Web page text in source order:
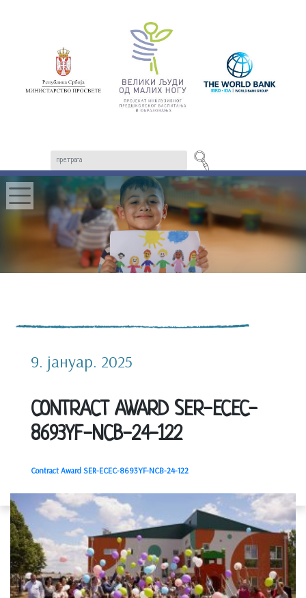
9. јануар. 2025
CONTRACT AWARD SER-ECEC-
8693YF-NCB-24-122
Contract Award SER-ECEC-8693YF-NCB-24-122